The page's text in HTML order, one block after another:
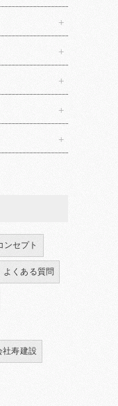
ンセプト
よくある質問
社寿建設